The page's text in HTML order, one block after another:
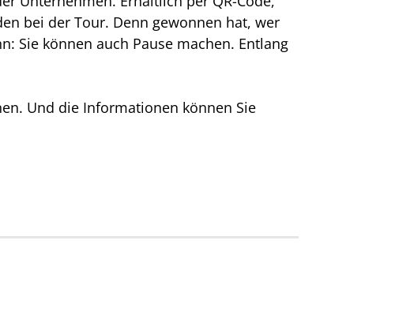
bei der Tour. Denn gewonnen hat, wer
Sie können auch Pause machen. Entlang
Und die Informationen können Sie